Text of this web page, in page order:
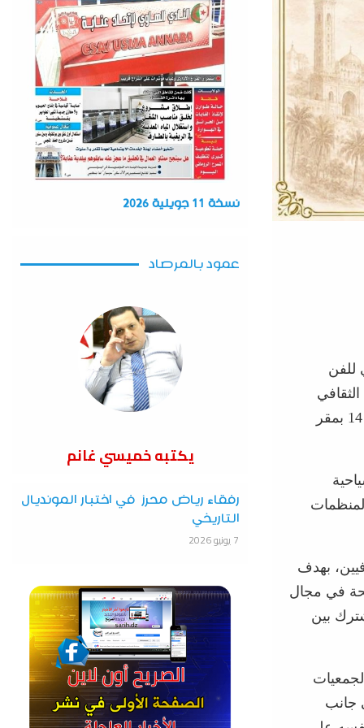
للفن
وحماية الموروث الثقافي في ظل تطورات العصر”، وذلك ابتداء من الساعة 14 بمقر
بهدف
في مجال
بين
جانب
نسخة 11 جويلية 2026
عمود بالمرصاد
يكتبه خميسي غانم
رفقاء رياض محرز في اختبار المونديال
التاريخي
7 يونيو 2026